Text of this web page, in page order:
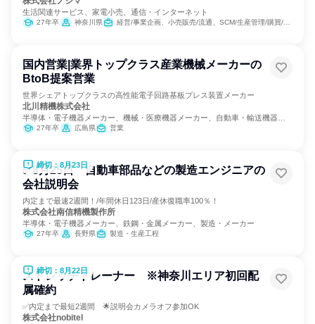
生活関連サービス、家電小売、通信・インターネット
27年卒 神奈川県 経営/事業企画、小売販売/流通、SCM/生産管理/購買/物流
国内営業|業界トップクラス産業機械メーカーの
BtoB提案営業
世界シェアトップクラスの高性能電子回路基板プレス装置メーカー
北川精機株式会社
半導体・電子機器メーカー、機械・医療機器メーカー、自動車・輸送機器メ
ーカー27年卒 広島県 営業
締切：8月23日
✅8月25日 自動車部品などの製造エンジニアの
会社説明会
内定まで最速2週間！/年間休日123日/産休復職率100％！
株式会社南信精機製作所
半導体・電子機器メーカー、鉄鋼・金属メーカー、製造・メーカー
27年卒 長野県 製造・生産工程
締切：8月22日
ストレッチトレーナー ※神奈川エリア初回配
属確約
✅内定まで最短2週間 🌟説明会カメラオフ参加OK
株式会社nobitel